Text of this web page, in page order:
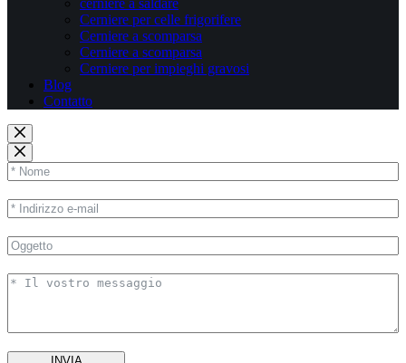
cerniere a saldare
Cerniere per celle frigorifere
Cerniere a scomparsa
Cerniere a scomparsa
Cerniere per impieghi gravosi
Blog
Contatto